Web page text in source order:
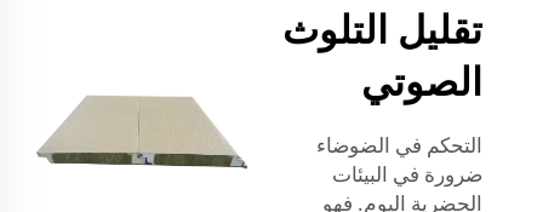
تقليل التلوث
الصوتي
التحكم في الضوضاء
ضرورة في البيئات
الحضرية اليوم. فهو